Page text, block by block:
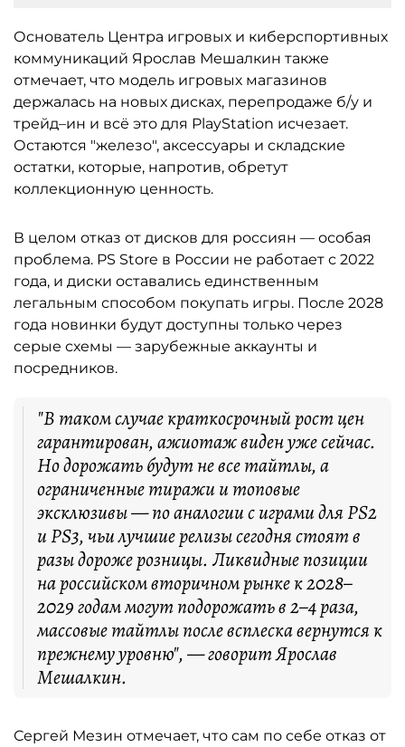
Основатель Центра игровых и киберспортивных
коммуникаций Ярослав Мешалкин также
отмечает, что модель игровых магазинов
держалась на новых дисках, перепродаже б/у и
трейд–ин и всё это для PlayStation исчезает.
Остаются "железо", аксессуары и складские
остатки, которые, напротив, обретут
коллекционную ценность.
В целом отказ от дисков для россиян — особая
проблема. PS Store в России не работает с 2022
года, и диски оставались единственным
легальным способом покупать игры. После 2028
года новинки будут доступны только через
серые схемы — зарубежные аккаунты и
посредников.
"В таком случае краткосрочный рост цен
гарантирован, ажиотаж виден уже сейчас.
Но дорожать будут не все тайтлы, а
ограниченные тиражи и топовые
эксклюзивы — по аналогии с играми для PS2
и PS3, чьи лучшие релизы сегодня стоят в
разы дороже розницы. Ликвидные позиции
на российском вторичном рынке к 2028–
2029 годам могут подорожать в 2–4 раза,
массовые тайтлы после всплеска вернутся к
прежнему уровню", — говорит Ярослав
Мешалкин.
Сергей Мезин отмечает, что сам по себе отказ от